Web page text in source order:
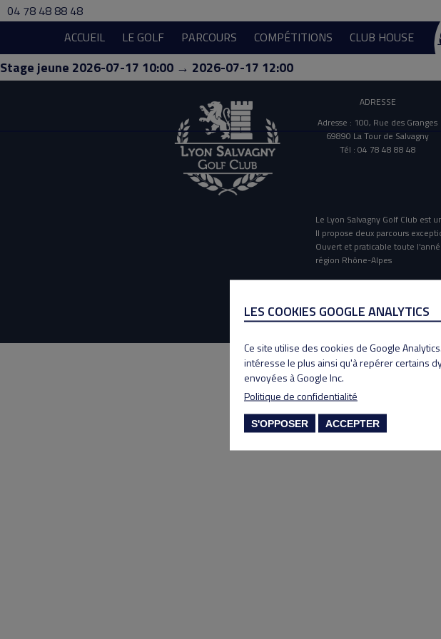
04 78 48 88 48
ACCUEIL
LE GOLF PARCOURS COMPÉTITIONS CLUB HOUSE
Stage jeune 2026-07-17 10:00 → 2026-07-17 12:00
ADRESSE
Adresse : 100, Rue des Granges
69890 La Tour de Salvagny
Tél : 04 78 48 88 48
Le Lyon Salvagny Golf Club est
Il propose deux parcours
Ouvert et praticable toute
région Rhône-Alpes
LES COOKIES GOOGLE ANALYTICS
Ce site utilise des cookies de Google
intéresse le plus ainsi qu'à repérer certains
envoyées à Google Inc.
Politique de confidentialité
S'OPPOSER ACCEPTER